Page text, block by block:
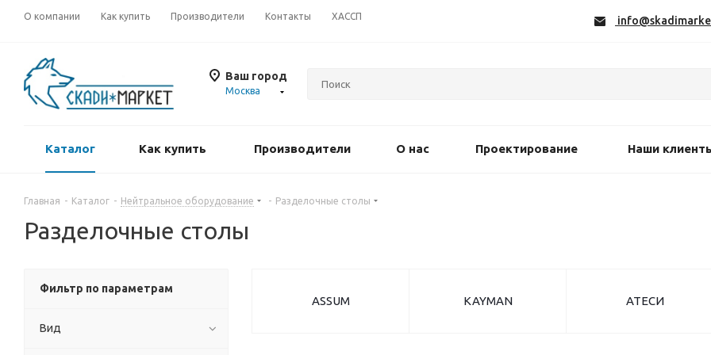
О компании Как купить Производители Контакты ХАССП
Ваш город
Москва
Каталог Как купить Производители О нас Проектирование Наши
Главная - Каталог - Нейтральное оборудование - Разделочные столы
Разделочные столы
ASSUM KAYMAN АТЕСИ
Фильтр по параметрам
Вид